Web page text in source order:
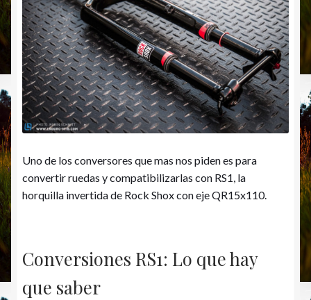
Uno de los conversores que mas nos piden es para
convertir ruedas y compatibilizarlas con RS1, la
horquilla invertida de Rock Shox con eje QR15x110.
Conversiones RS1: Lo que hay
que saber